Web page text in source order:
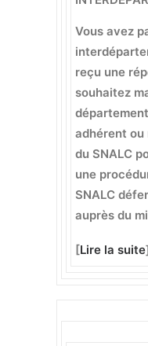
Vous avez
reçu une
souhaitez
adhérent ou
du SNALC
une
SNALC
auprès du
[Lire la suite